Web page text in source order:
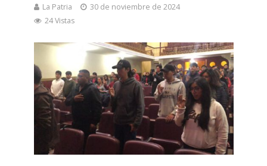
La Patria
30 de noviembre de 2024
24 Vistas